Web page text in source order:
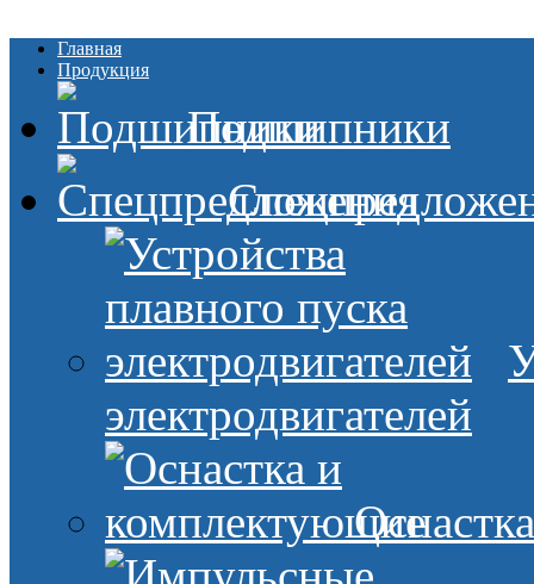
Главная
Продукция
Подшипники
электродвигателей